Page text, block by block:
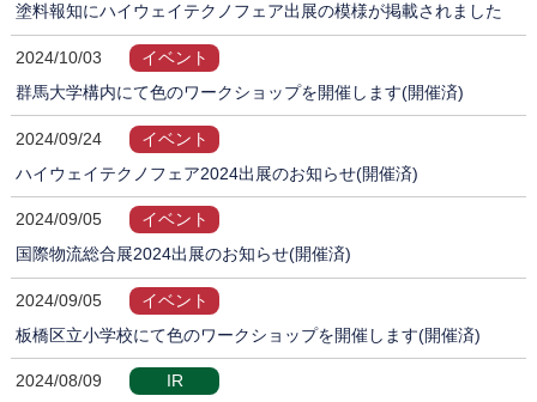
塗料報知にハイウェイテクノフェア出展の模様が掲載されました
2024/10/03
イベント
群馬大学構内にて色のワークショップを開催します(開催済)
2024/09/24
イベント
ハイウェイテクノフェア2024出展のお知らせ(開催済)
2024/09/05
イベント
国際物流総合展2024出展のお知らせ(開催済)
2024/09/05
イベント
板橋区立小学校にて色のワークショップを開催します(開催済)
2024/08/09
IR